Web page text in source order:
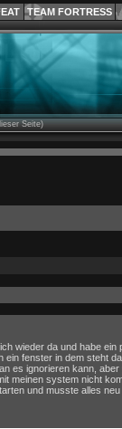
TEAM FORTRESS
Seite)
wieder da und habe ein
fenster in dem steht
es ignorieren kann,
meinen system nicht
und musste alles